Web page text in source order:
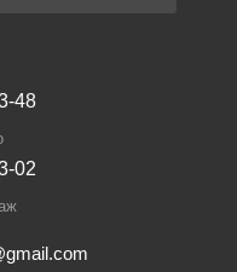
48
02